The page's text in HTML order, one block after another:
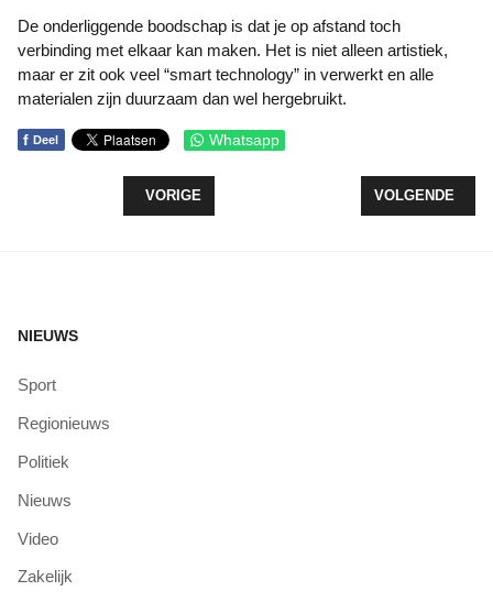
De onderliggende boodschap is dat je op afstand toch
verbinding met elkaar kan maken. Het is niet alleen artistiek,
maar er zit ook veel “smart technology” in verwerkt en alle
materialen zijn duurzaam dan wel hergebruikt.
f Deel Whatsapp
VORIG ARTIKEL: FEESTELIJK MOMENT
VORIGE VOLGENDE
VOLGENDE
NIEUWS
Sport
Regionieuws
Politiek
Nieuws
Video
Zakelijk